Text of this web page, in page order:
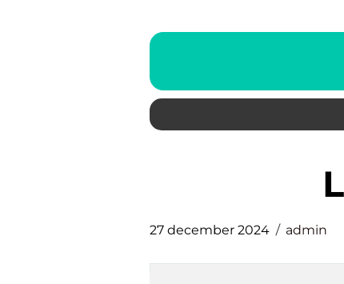
27 december 2024 admin